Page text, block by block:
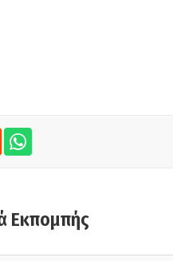
Εκπομπής